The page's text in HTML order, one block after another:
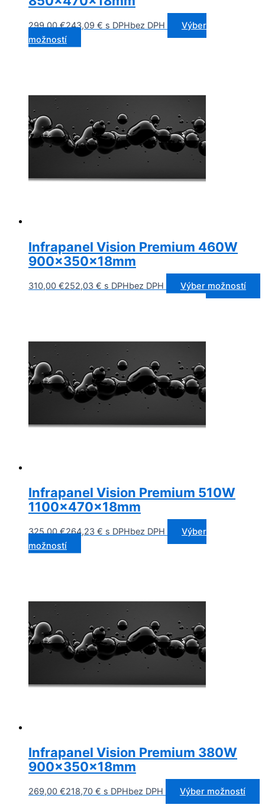
299,00€243,09 € s DPHbez DPH
Výber
možností
Infrapanel Vision Premium 460W
900x350x18mm
310,00 €252,03 € s DPHbez DPH Výber možností
Infrapanel Vision Premium 510W
1100x470x18mm
325,00€264,23 € s DPHbez DPH
Výber
možností
Infrapanel Vision Premium 380W
900x350x18mm
269,00 €218,70 € s DPHbez DPH Výber možností